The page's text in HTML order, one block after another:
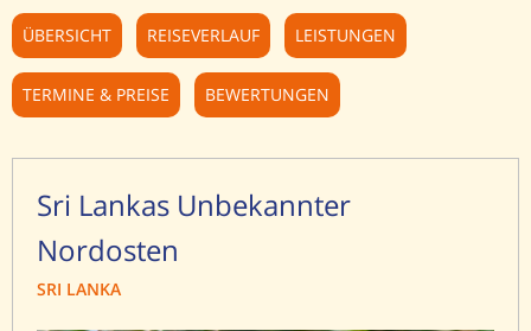
ÜBERSICHT REISEVERLAUF LEISTUNGEN
TERMINE & PREISE BEWERTUNGEN
Sri Lankas Unbekannter
Nordosten
SRI LANKA